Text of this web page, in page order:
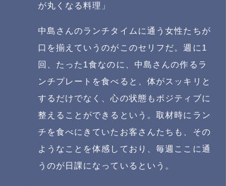
が丸くなる料理」
中島さんのランチタイムに通う女性たちが
口を揃えていうのがこのセリフだ。週に1
回、たった1食なのに、中島さんの作るラ
ンチプレートを食べると、体がスッキリと
するだけでなく、心の状態もポジティブに
整えることができるという。取材時にラン
チを食べにきていたお客さんたちも、その
ようなことを体感しており、毎週ここに通
うのが日課になっているという。